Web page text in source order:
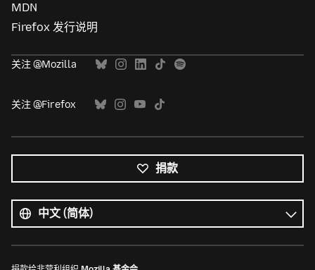
MDN
Firefox 发行说明
关注 @Mozilla
关注 @Firefox
捐款
有
语
言
语
言